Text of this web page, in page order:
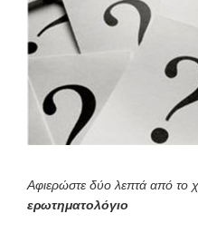
Αφιερώστε δύο λεπτά από το
ερωτηματολόγιο